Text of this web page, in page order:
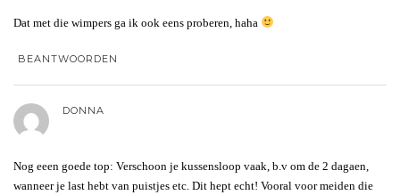
Dat met die wimpers ga ik ook eens proberen, haha
BEANTWOORDEN
DONNA
Nog eeen goede top: Verschoon je kussensloop vaak, b.v om de 2 dagaen,
wanneer je last hebt van puistjes etc. Dit hept echt! Vooral voor meiden die